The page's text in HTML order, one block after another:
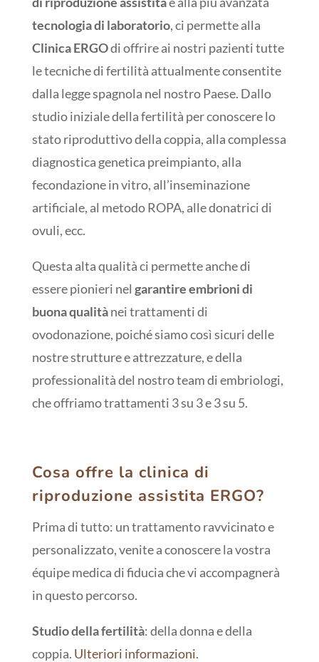
tecnologia di laboratorio, ci permette alla
Clinica ERGOdi offrire ai nostri pazienti tutte
le tecniche di fertilità attualmente consentite
dalla legge spagnola nel nostro Paese. Dallo
studio iniziale della fertilità per conoscere lo
stato riproduttivo della coppia, alla complessa
diagnostica genetica preimpianto, alla
fecondazione in vitro, all’inseminazione
artificiale, al metodo ROPA, alle donatrici di
ovuli, ecc.
Questa alta qualità ci permette anche di
essere pionieri nel garantire embrioni di
buona qualitànei trattamenti di
ovodonazione, poiché siamo così sicuri delle
nostre strutture e attrezzature, e della
professionalità del nostro team di embriologi,
che offriamo trattamenti 3 su 3 e 3 su 5.
Cosa offre la clinica di
riproduzione assistita ERGO?
Prima di tutto: un trattamento ravvicinato e
personalizzato, venite a conoscere la vostra
équipe medica di fiducia che vi accompagnerà
in questo percorso.
Studio della fertilità: della donna e della
coppia. Ulteriori informazioni.